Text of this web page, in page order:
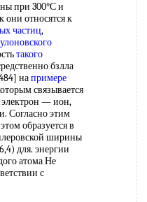
при 300°С и
они относятся к
частиц,
такого
бзлла
напримере
связывается
электрон — ион,
Согласно этим
образуется в
ширины
для. энергии
атома Не
с